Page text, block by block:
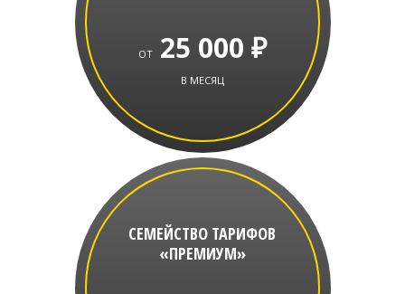
ОТ 25 000 ₽
В МЕСЯЦ
СЕМЕЙСТВО ТАРИФОВ
«ПРЕМИУМ»